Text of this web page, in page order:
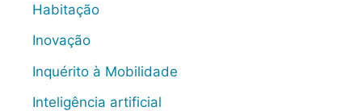
Habitação
Inovação
Inquérito à Mobilidade
Inteligência artificial